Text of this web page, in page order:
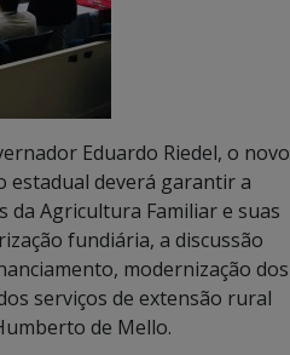
Eduardo Riedel, o novo
estadual deverá garantir a
Agricultura Familiar e suas
fundiária, a discussão
modernização dos
serviços de extensão rural
de Mello.